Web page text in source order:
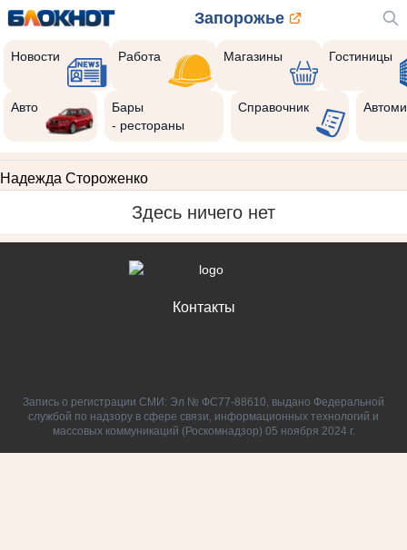
Запорожье
Новости Работа Магазины Гостиницы
Авто
Бары
- рестораны
Справочник
Надежда Стороженко
Здесь ничего нет
Контакты
Запись о регистрации СМИ: Эл № ФС77-88610, выдано Федеральной
службой по надзору в сфере связи, информационных технологий и
массовых коммуникаций (Роскомнадзор) 05 ноября 2024 г.